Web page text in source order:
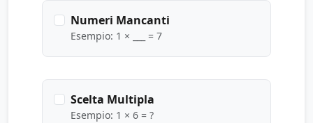
Numeri Mancanti
Esempio: 1 × ___ = 7
Scelta Multipla
Esempio: 1 × 6 = ?